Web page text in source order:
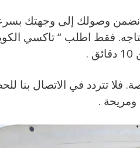
نضمن وصولك إلى وجهتك
فقط اطلب “ تاكسي
فلا تتردد في الاتصال بنا
.